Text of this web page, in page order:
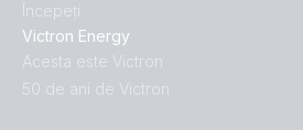
Începeți
Victron Energy
Acesta este Victron
50 de ani de Victron